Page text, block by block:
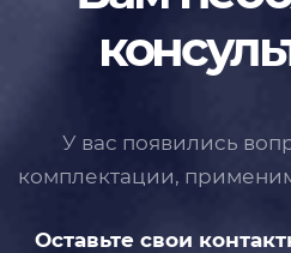
У вас появились
комплектации,
Оставьте свои